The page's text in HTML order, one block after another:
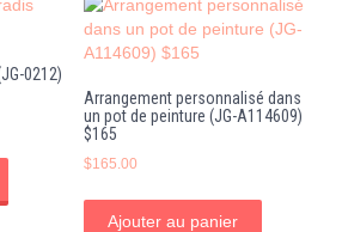
0212)
Arrangement personnalisé dans
un pot de peinture (JG-A114609)
$165
$165.00
Ajouter au panier